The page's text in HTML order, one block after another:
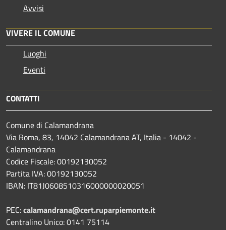
Avvisi
VIVERE IL COMUNE
Luoghi
Eventi
CONTATTI
Comune di Calamandrana
Via Roma, 83, 14042 Calamandrana AT, Italia - 14042 -
Calamandrana
Codice Fiscale: 00192130052
Partita IVA: 00192130052
IBAN: IT81J0608510316000000020051
PEC:calamandrana@cert.ruparpiemonte.it
Centralino Unico: 0141 75114